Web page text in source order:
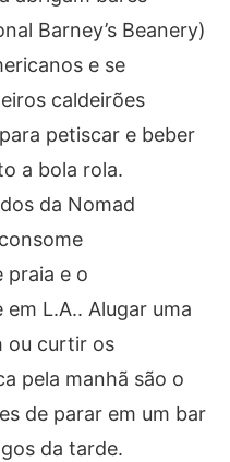
Barney’s Beanery)
e se
caldeirões
petiscar e beber
a bola rola.
da Nomad
praia e o
L.A.. Alugar uma
ou curtir os
pela manhã são o
de parar em um bar
da tarde.